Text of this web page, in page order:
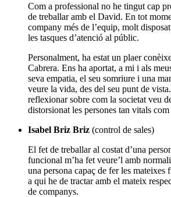
Com a professional no he tingut cap
de treballar amb el David. En tot
company més de l’equip, molt
les tasques d’atenció al públic.
Personalment, ha estat un plaer
Cabrera. Ens ha aportat, a mi i als
seva empatia, el seu somriure i una
veure la vida, des del seu punt de
reflexionar sobre com la societat veu
distorsionat les persones tan vitals
Isabel Briz Briz (control de sales)
El fet de treballar al costat d’una
funcional m’ha fet veure’l amb
una persona capaç de fer les mateixes
a qui he de tractar amb el mateix
de companys.